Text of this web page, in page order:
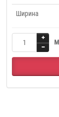
Ширина